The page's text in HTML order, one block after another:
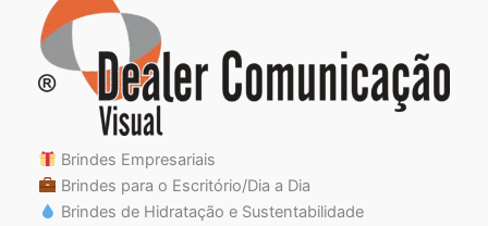
Brindes Empresariais
Brindes para o Escritório/Dia a Dia
Brindes de Hidratação e Sustentabilidade